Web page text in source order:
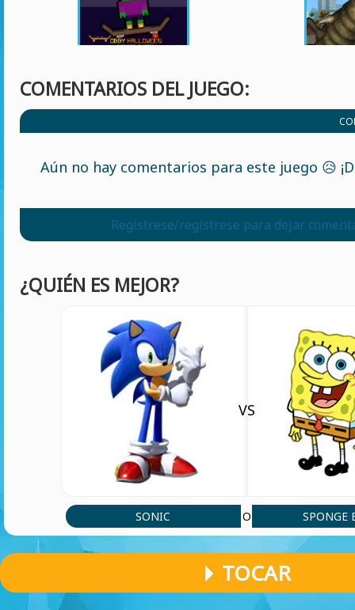
COMENTARIOS DEL JUEGO:
Aún no hay comentarios para este juego 😥
Regístrese/regístrese para dejar
¿QUIÉN ES MEJOR?
SONIC
VS
O SPONGE
TOCAR